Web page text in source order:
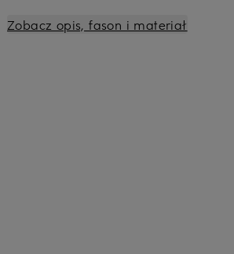
Zobacz opis, fason i materiał